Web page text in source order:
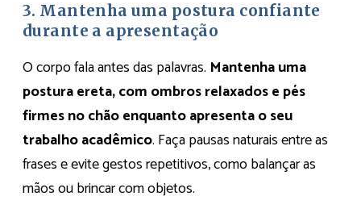
3. Mantenha uma postura confiante
durante a apresentação
O corpo fala antes das palavras. Mantenha uma
postura ereta, com ombros relaxados e pés
firmes no chão enquanto apresenta o seu
trabalho acadêmico. Faça pausas naturais entre as
frases e evite gestos repetitivos, como balançar as
mãos ou brincar com objetos.